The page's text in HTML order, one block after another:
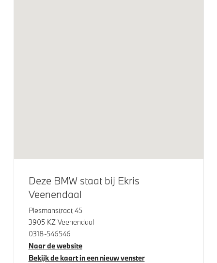
Spiegelkappen in hoogglans zwart
Levering zonder typeaanduiding op achterzijde
Klimaatbeheersing
Automatische 2-zone Airconditioning
Deze BMW staat bij Ekris
Veenendaal
Plesmanstraat 45
3905 KZ Veenendaal
0318-546546
Naar de website
Bekijk de kaart in een nieuw venster